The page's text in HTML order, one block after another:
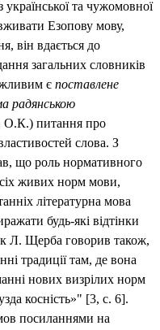
та чужомовної
Езопову мову,
він вдається до
загальних словників
є поставлене
радянською
питання про
слова. З
що роль нормативного
живих норм мови,
літературна мова
будь-які відтінки
Л. Щерба говорив також,
традиції там, де вона
нових визрілих норм
косність»" [3, с. 6].
посиланнями на